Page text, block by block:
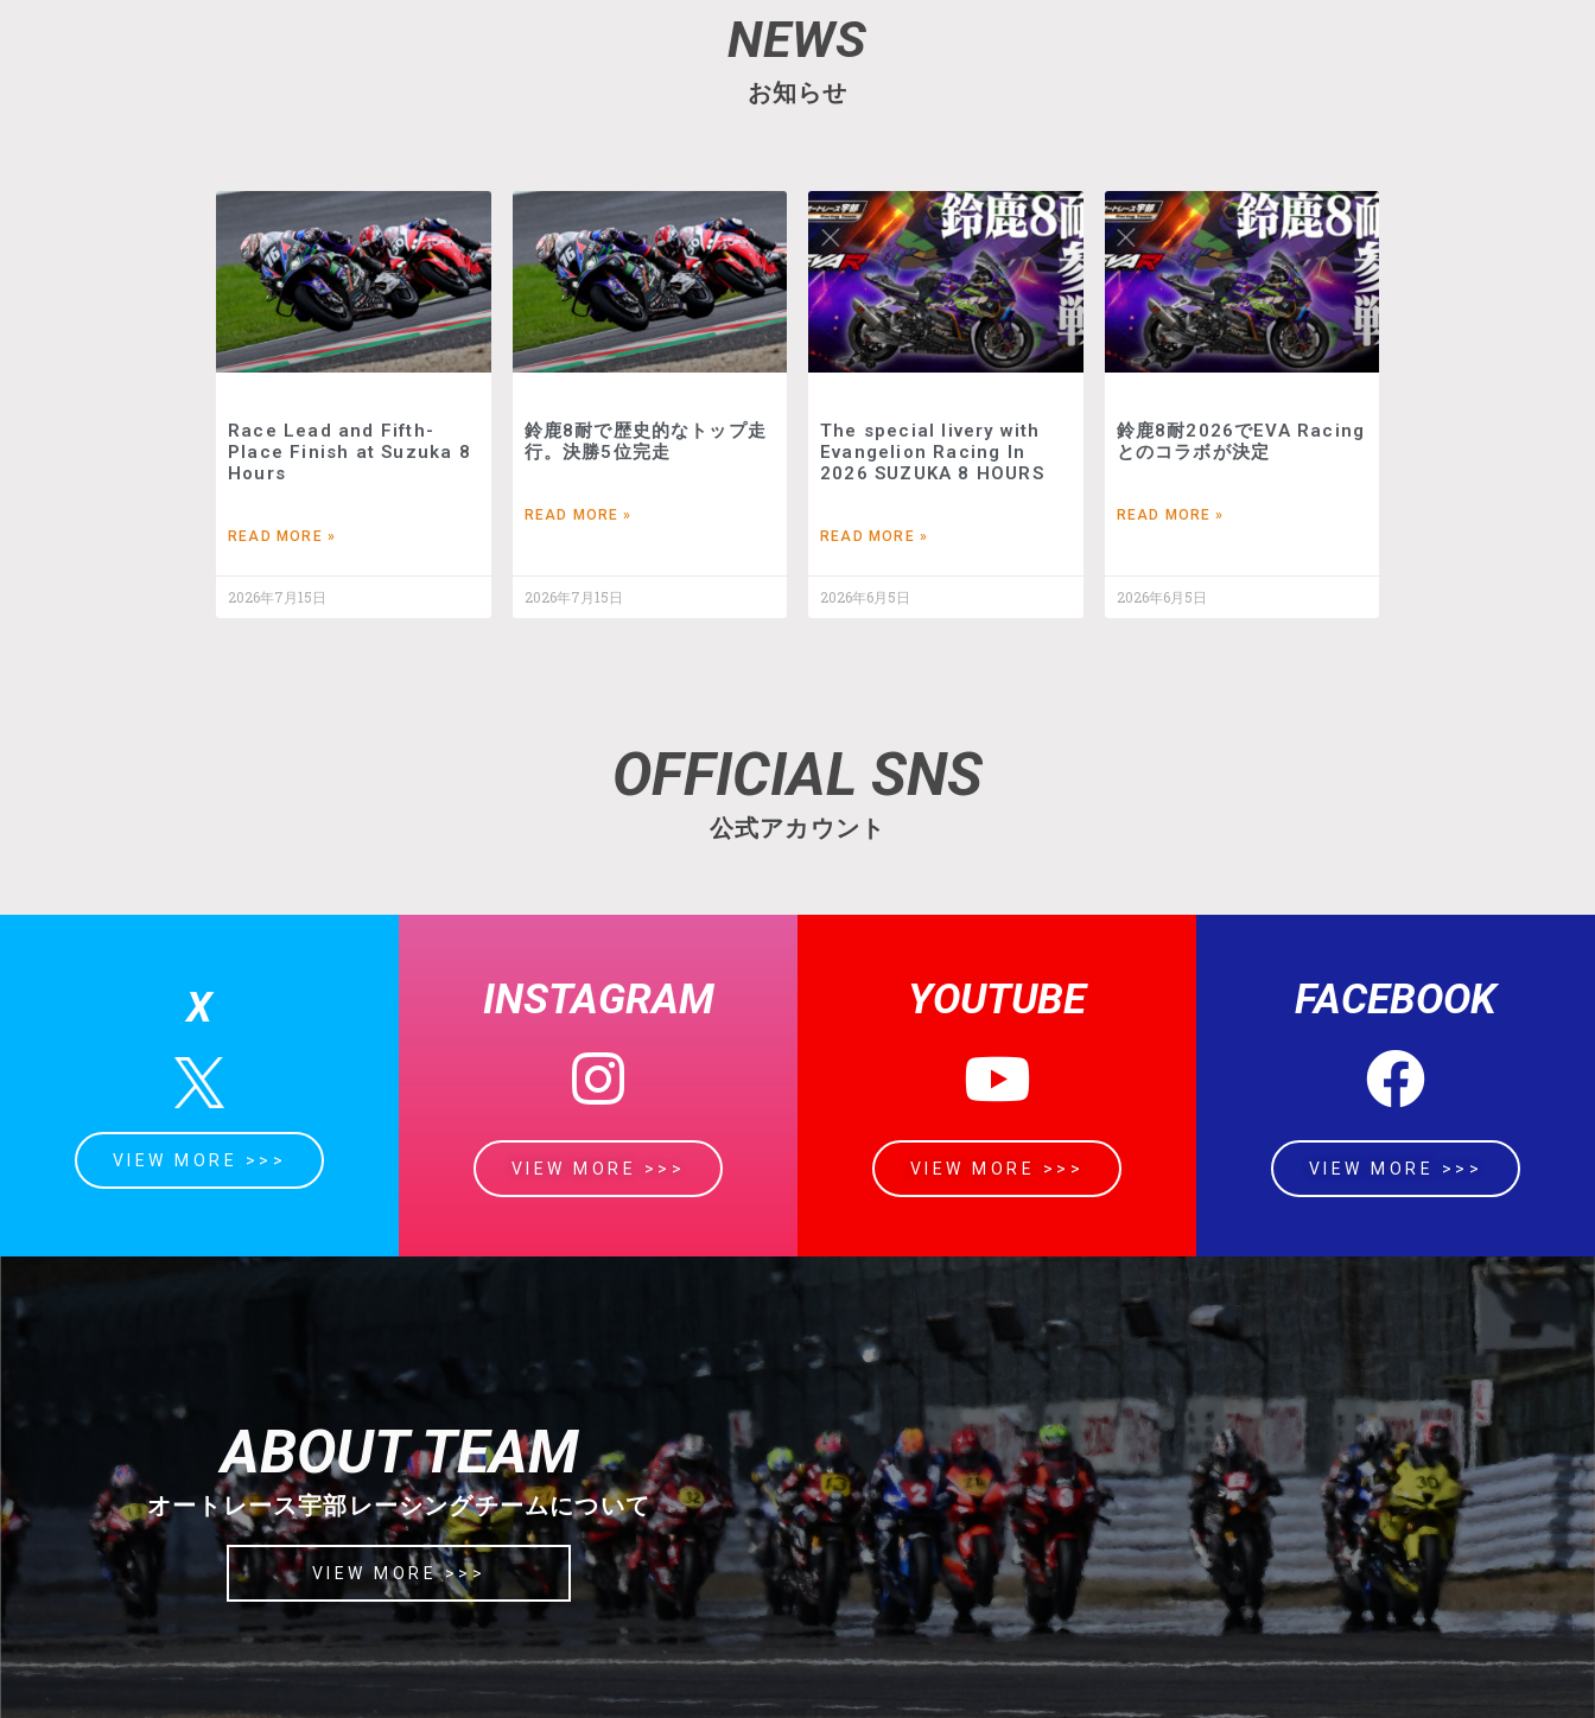
NEWS
お知らせ
Race Lead and Fifth-
Place Finish at Suzuka 8
Hours
READ MORE »
2026年7月15日
鈴鹿8耐で歴史的なトップ走
行。決勝5位完走
READ MORE »
2026年7月15日
The special livery with
Evangelion Racing In
2026 SUZUKA 8 HOURS
READ MORE »
2026年6月5日
鈴鹿8耐2026でEVA Racing
とのコラボが決定
READ MORE »
2026年6月5日
OFFICIAL SNS
公式アカウント
X
VIEW MORE >>>
INSTAGRAM
VIEW MORE >>>
YOUTUBE
VIEW MORE >>>
FACEBOOK
VIEW MORE >>>
ABOUT TEAM
オートレース宇部レーシングチームについて
VIEW MORE >>>